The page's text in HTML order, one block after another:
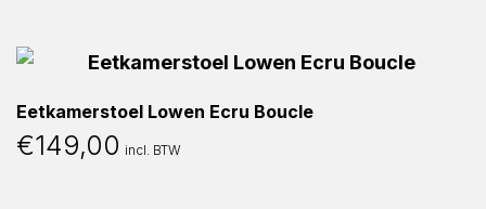
Eetkamerstoel Lowen Ecru Boucle
€149,00 incl. BTW